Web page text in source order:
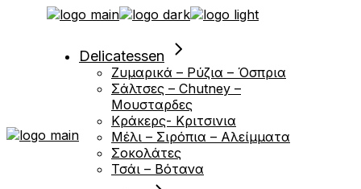
Μετάβαση
Delicatessen
Ζυμαρικά – Ρύζια – Όσπρια
Σάλτσες – Chutney –
Μουσταρδες
Κράκερς- Κριτσινια
Μέλι – Σιρόπια – Αλείμματα
Σοκολάτες
Τσάι – Βότανα